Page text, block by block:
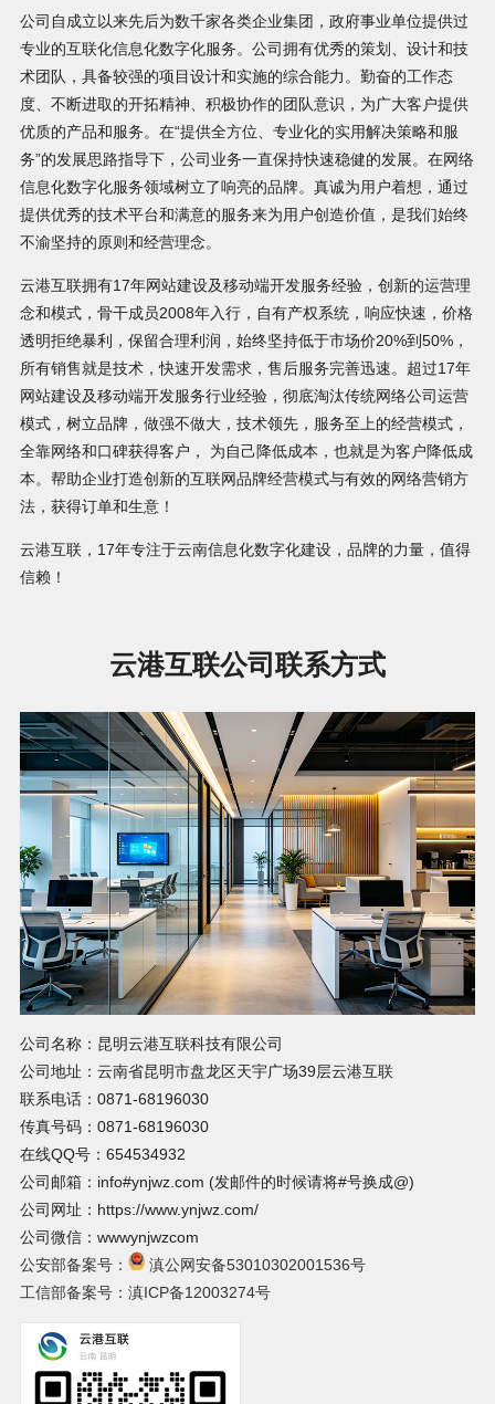
公司自成立以来先后为数千家各类企业集团，政府事业单位提供过
专业的互联化信息化数字化服务。公司拥有优秀的策划、设计和技
术团队，具备较强的项目设计和实施的综合能力。勤奋的工作态
度、不断进取的开拓精神、积极协作的团队意识，为广大客户提供
优质的产品和服务。在“提供全方位、专业化的实用解决策略和服
务”的发展思路指导下，公司业务一直保持快速稳健的发展。在网络
信息化数字化服务领域树立了响亮的品牌。真诚为用户着想，通过
提供优秀的技术平台和满意的服务来为用户创造价值，是我们始终
不渝坚持的原则和经营理念。
云港互联拥有17年网站建设及移动端开发服务经验，创新的运营理
念和模式，骨干成员2008年入行，自有产权系统，响应快速，价格
透明拒绝暴利，保留合理利润，始终坚持低于市场价20%到50%，
所有销售就是技术，快速开发需求，售后服务完善迅速。超过17年
网站建设及移动端开发服务行业经验，彻底淘汰传统网络公司运营
模式，树立品牌，做强不做大，技术领先，服务至上的经营模式，
全靠网络和口碑获得客户， 为自己降低成本，也就是为客户降低成
本。帮助企业打造创新的互联网品牌经营模式与有效的网络营销方
法，获得订单和生意！
云港互联，17年专注于云南信息化数字化建设，品牌的力量，值得
信赖！
云港互联公司联系方式
公司名称：昆明云港互联科技有限公司
公司地址：云南省昆明市盘龙区天宇广场39层云港互联
联系电话：0871-68196030
传真号码：0871-68196030
在线QQ号：654534932
公司邮箱：info#ynjwz.com (发邮件的时候请将#号换成@)
公司网址：https://www.ynjwz.com/
公司微信：wwwynjwzcom
公安部备案号：
滇公网安备53010302001536号
工信部备案号：滇ICP备12003274号